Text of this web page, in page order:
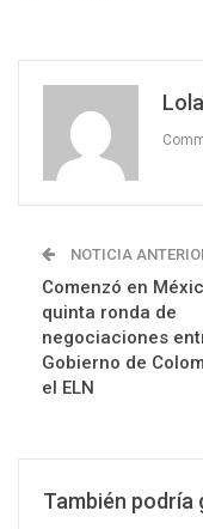
NOTICIA
Comenzó en
quinta ronda de
negociaciones
Gobierno de
el ELN
También podría